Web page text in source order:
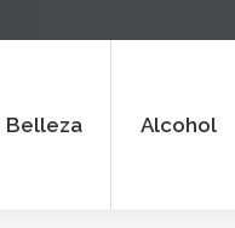
Belleza Alcohol
Alcohol